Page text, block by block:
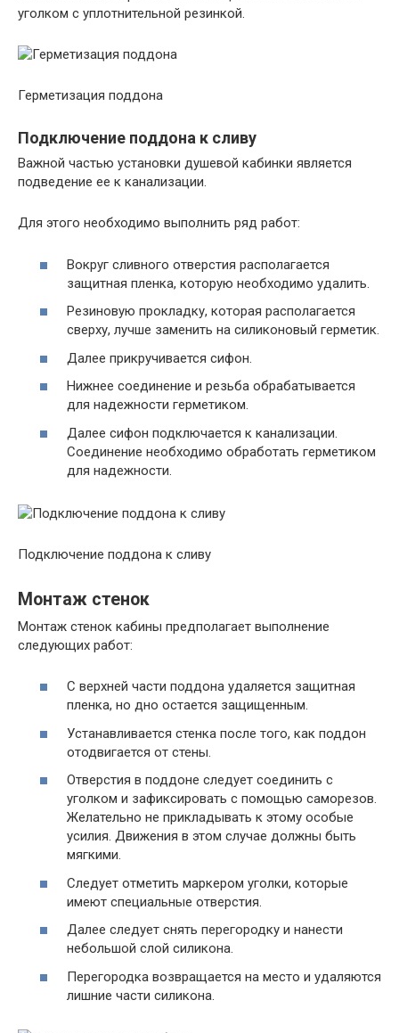
уголком с уплотнительной резинкой.
Герметизация поддона
Подключение поддона к сливу
Важной частью установки душевой кабинки является
подведение ее к канализации.
Для этого необходимо выполнить ряд работ:
Вокруг сливного отверстия располагается
защитная пленка, которую необходимо удалить.
Резиновую прокладку, которая располагается
сверху, лучше заменить на силиконовый герметик.
Далее прикручивается сифон.
Нижнее соединение и резьба обрабатывается
для надежности герметиком.
Далее сифон подключается к канализации.
Соединение необходимо обработать герметиком
для надежности.
Подключение поддона к сливу
Монтаж стенок
Монтаж стенок кабины предполагает выполнение
следующих работ:
С верхней части поддона удаляется защитная
пленка, но дно остается защищенным.
Устанавливается стенка после того, как поддон
отодвигается от стены.
Отверстия в поддоне следует соединить с
уголком и зафиксировать с помощью саморезов.
Желательно не прикладывать к этому особые
усилия. Движения в этом случае должны быть
мягкими.
Следует отметить маркером уголки, которые
имеют специальные отверстия.
Далее следует снять перегородку и нанести
небольшой слой силикона.
Перегородка возвращается на место и удаляются
лишние части силикона.